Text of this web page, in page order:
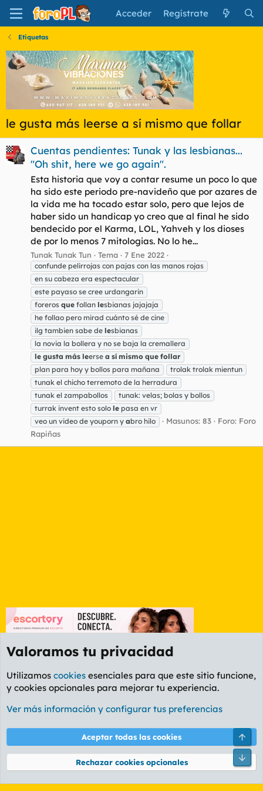
Acceder Regístrate
Etiquetas
le gusta más leerse a sí mismo que follar
Cuentas pendientes: Tunak y las lesbianas...
"Oh shit, here we go again".
Esta historia que voy a contar resume un poco lo que
ha sido este periodo pre-navideño que por azares de
la vida me ha tocado estar solo, pero que lejos de
haber sido un handicap yo creo que al final he sido
bendecido por el Karma, LOL, Yahveh y los dioses
de por lo menos 7 mitologias. No lo he...
Tunak Tunak Tun Tema 7 Ene 2022
confunde pelirrojas con pajas con las manos rojas
en su cabeza era espectacular
este payaso se cree urdangarin
foreros que follan lesbianas jajajaja
he follao pero mirad cuánto sé de cine
ilg tambien sabe de lesbianas
la novia la bollera y no se baja la cremallera
le gusta más leerse a sí mismo que follar
plan para hoy y bollos para mañana
trolak trolak mientun
tunak el chicho terremoto de la herradura
tunak el zampabollos
tunak: velas; bolas y bollos
turrak invent esto solo le pasa en vr
veo un video de youporn y abro hilo Masunos: 83 Foro: Foro
Rapiñas
Etiquetas
Cookies
PL OLDSTYLE AMARILLO
Términos y reglas Política de privacidad Ayuda
Community platform by XenForo® © 2010-2026 XenForo Ltd.
Valoramos tu privacidad
Utilizamos cookies esenciales para que este sitio funcione,
y cookies opcionales para mejorar tu experiencia.
Ver más información y configurar tus preferencias
Aceptar todas las cookies
Rechazar cookies opcionales
Pie